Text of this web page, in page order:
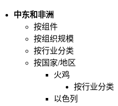
中东和非洲
按组件
按组织规模
按行业分类
按国家/地区
火鸡
按行业分类
以色列